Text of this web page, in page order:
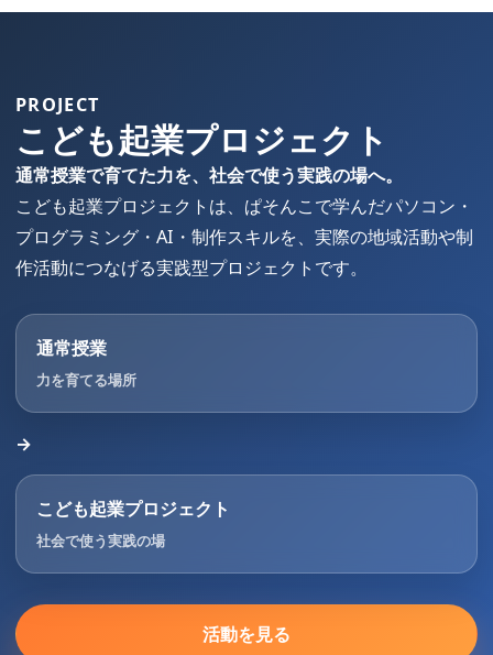
PROJECT
こども起業プロジェクト
通常授業で育てた力を、社会で使う実践の場へ。
こども起業プロジェクトは、ぱそんこで学んだパソコン・
プログラミング・AI・制作スキルを、実際の地域活動や制
作活動につなげる実践型プロジェクトです。
通常授業
力を育てる場所
→
こども起業プロジェクト
社会で使う実践の場
活動を見る